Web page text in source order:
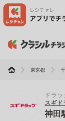
東京都
ドラ
スギド
神田